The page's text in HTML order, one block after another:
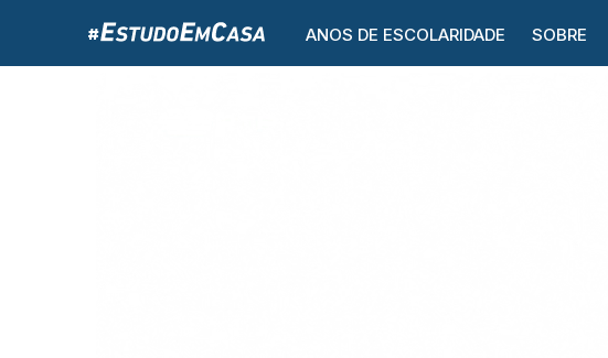
ANOS DE ESCOLARIDADE SOBRE